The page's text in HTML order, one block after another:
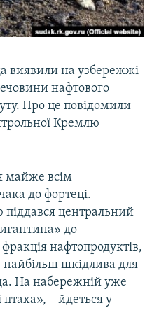
виявили на узбережжі
нафтового
Про це повідомили
Кремлю
майже всім
до фортеці.
центральний
до
нафтопродуктів,
найбільш шкідлива для
На набережній уже
– йдеться у